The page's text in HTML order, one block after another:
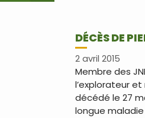
DÉCÈS DE
2 avril 2015
Membre des
l’explorateur
décédé le 27
longue